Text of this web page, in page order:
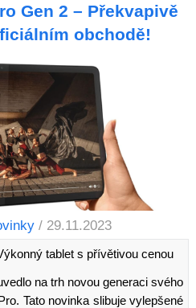
Gen 2 – Překvapivě
obchodě!
/ 29.11.2023
tablet s přívětivou cenou
na trh novou generaci svého
Tato novinka slibuje vylepšené